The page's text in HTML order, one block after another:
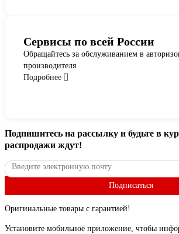
Сервисы по всей России
Обращайтесь за обслуживанием в
производителя
Подробнее
Подпишитесь на рассылку и будьте в
распродажи ждут!
Подписаться
Оригинальные товары с гарантией!
Установите мобильное приложение, чтобы